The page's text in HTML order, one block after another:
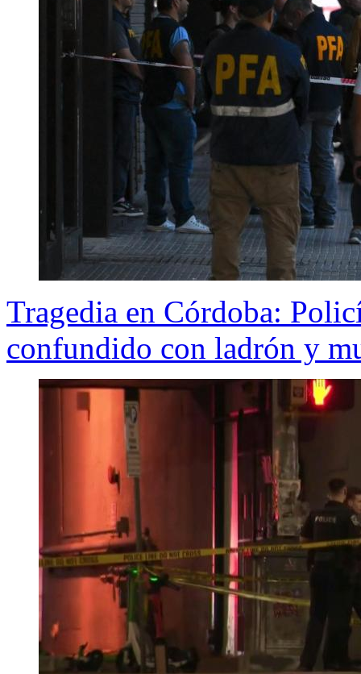
Tragedia en Córdoba:
confundido con ladrón y